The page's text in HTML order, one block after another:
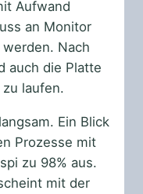
Aufwand
an Monitor
Nach
auch die Platte
laufen.
Ein Blick
Prozesse mit
zu 98% aus.
mit der